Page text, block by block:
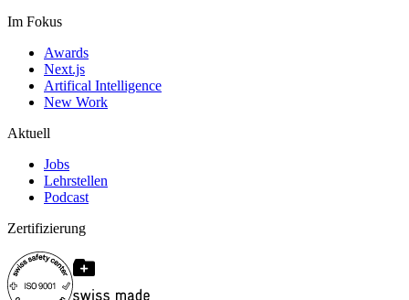
Im Fokus
Awards
Next.js
Artifical Intelligence
New Work
Aktuell
Jobs
Lehrstellen
Podcast
Zertifizierung